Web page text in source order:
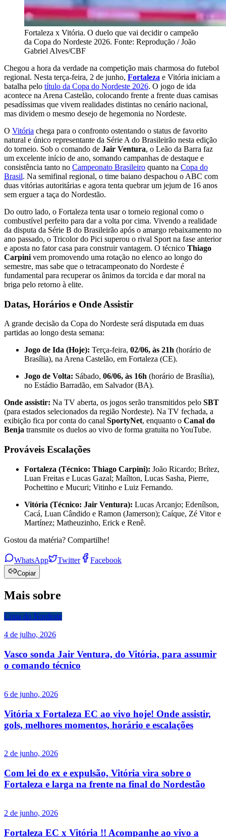
Fortaleza x Vitória. O duelo que vai decidir o campeão
da Copa do Nordeste 2026. Fonte: Reprodução / João
Gabriel Alves/CBF
Chegou a hora da verdade na competição mais charmosa do futebol
regional. Nesta terça-feira, 2 de junho, Fortaleza e Vitória iniciam a
batalha pelo título da Copa do Nordeste 2026. O jogo de ida
acontece na Arena Castelão, colocando frente a frente duas camisas
pesadíssimas que vivem realidades distintas no cenário nacional,
mas dividem o mesmo desejo de hegemonia no Nordeste.
O Vitória chega para o confronto ostentando o status de favorito
natural e único representante da Série A do Brasileirão nesta edição
do torneio. Sob o comando de Jair Ventura, o Leão da Barra faz
um excelente início de ano, somando campanhas de destaque e
consistência tanto no Campeonato Brasileiro quanto na Copa do
Brasil. Na semifinal regional, o time baiano despachou o ABC com
duas vitórias autoritárias e agora tenta quebrar um jejum de 16 anos
sem erguer a taça do Nordestão.
Do outro lado, o Fortaleza tenta usar o torneio regional como o
combustível perfeito para dar a volta por cima. Vivendo a realidade
da disputa da Série B do Brasileirão após o amargo rebaixamento no
ano passado, o Tricolor do Pici superou o rival Sport na fase anterior
e aposta no fator casa para construir vantagem. O técnico Thiago
Carpini vem promovendo uma rotação no elenco ao longo do
semestre, mas sabe que o tetracampeonato do Nordeste é
fundamental para recuperar os ânimos da torcida e dar moral na
briga pelo retorno à elite.
Datas, Horários e Onde Assistir
A grande decisão da Copa do Nordeste será disputada em duas
partidas ao longo desta semana:
Jogo de Ida (Hoje): Terça-feira, 02/06, às 21h (horário de
Brasília), na Arena Castelão, em Fortaleza (CE).
Jogo de Volta: Sábado, 06/06, às 16h (horário de Brasília),
no Estádio Barradão, em Salvador (BA).
Onde assistir: Na TV aberta, os jogos serão transmitidos pelo SBT
(para estados selecionados da região Nordeste). Na TV fechada, a
exibição fica por conta do canal SportyNet, enquanto o Canal do
Benja transmite os duelos ao vivo de forma gratuita no YouTube.
Prováveis Escalações
Fortaleza (Técnico: Thiago Carpini): João Ricardo; Brítez,
Luan Freitas e Lucas Gazal; Maílton, Lucas Sasha, Pierre,
Pochettino e Mucuri; Vitinho e Luiz Fernando.
Vitória (Técnico: Jair Ventura): Lucas Arcanjo; Edenílson,
Cacá, Luan Cândido e Ramon (Jamerson); Caíque, Zé Vitor e
Martínez; Matheuzinho, Erick e Renê.
Gostou da matéria? Compartilhe!
WhatsApp Twitter Facebook
Copiar
Mais sobre
Copa do Nordeste
4 de julho, 2026
Vasco sonda Jair Ventura, do Vitória, para assumir
o comando técnico
6 de junho, 2026
Vitória x Fortaleza EC ao vivo hoje! Onde assistir,
gols, melhores momentos, horário e escalações
2 de junho, 2026
Com lei do ex e expulsão, Vitória vira sobre o
Fortaleza e larga na frente na final do Nordestão
2 de junho, 2026
Fortaleza EC x Vitória !! Acompanhe ao vivo a